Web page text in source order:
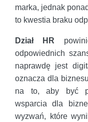
marka, jednak
to kwestia braku
Dział HR
odpowiednich
naprawdę jest
oznacza dla
na to, aby być
wsparcia dla
wyzwań, które